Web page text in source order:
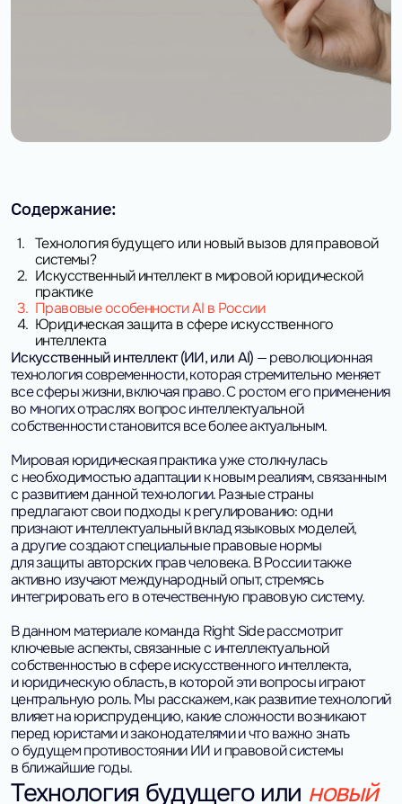
Содержание:
1. Технология будущего или новый вызов для правовой
системы?
2. Искусственный интеллект в мировой юридической
практике
3. Правовые особенности AI в России
4. Юридическая защита в сфере искусственного
интеллекта
Искусственный интеллект (ИИ, или AI) — революционная
технология современности, которая стремительно меняет
все сферы жизни, включая право. С ростом его применения
во многих отраслях вопрос интеллектуальной
собственности становится все более актуальным.
Мировая юридическая практика уже столкнулась
с необходимостью адаптации к новым реалиям, связанным
с развитием данной технологии. Разные страны
предлагают свои подходы к регулированию: одни
признают интеллектуальный вклад языковых моделей,
а другие создают специальные правовые нормы
для защиты авторских прав человека. В России также
активно изучают международный опыт, стремясь
интегрировать его в отечественную правовую систему.
В данном материале команда Right Side рассмотрит
ключевые аспекты, связанные с интеллектуальной
собственностью в сфере искусственного интеллекта,
и юридическую область, в которой эти вопросы играют
центральную роль. Мы расскажем, как развитие технологий
влияет на юриспруденцию, какие сложности возникают
перед юристами и законодателями и что важно знать
о будущем противостоянии ИИ и правовой системы
в ближайшие годы.
Технология будущего или новый